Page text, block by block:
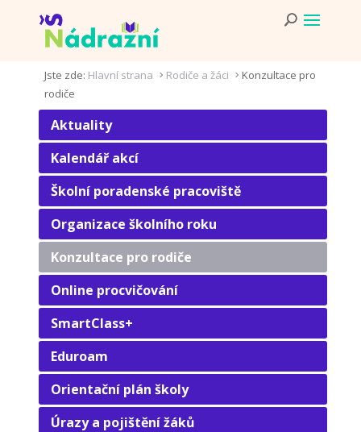
Jste zde: Hlavní strana 5 Rodiče a žáci 5 Konzultace pro
rodiče
Aktuality
Kalendář akcí
Školní poradenské pracoviště
Organizace školního roku
Konzultace pro rodiče
Online procvičování
SmartClass+
Eduroam
Orientační plán školy
Úrazy a pojištění žáků